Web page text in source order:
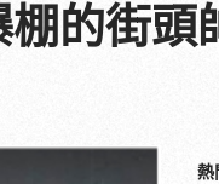
的街頭
熱